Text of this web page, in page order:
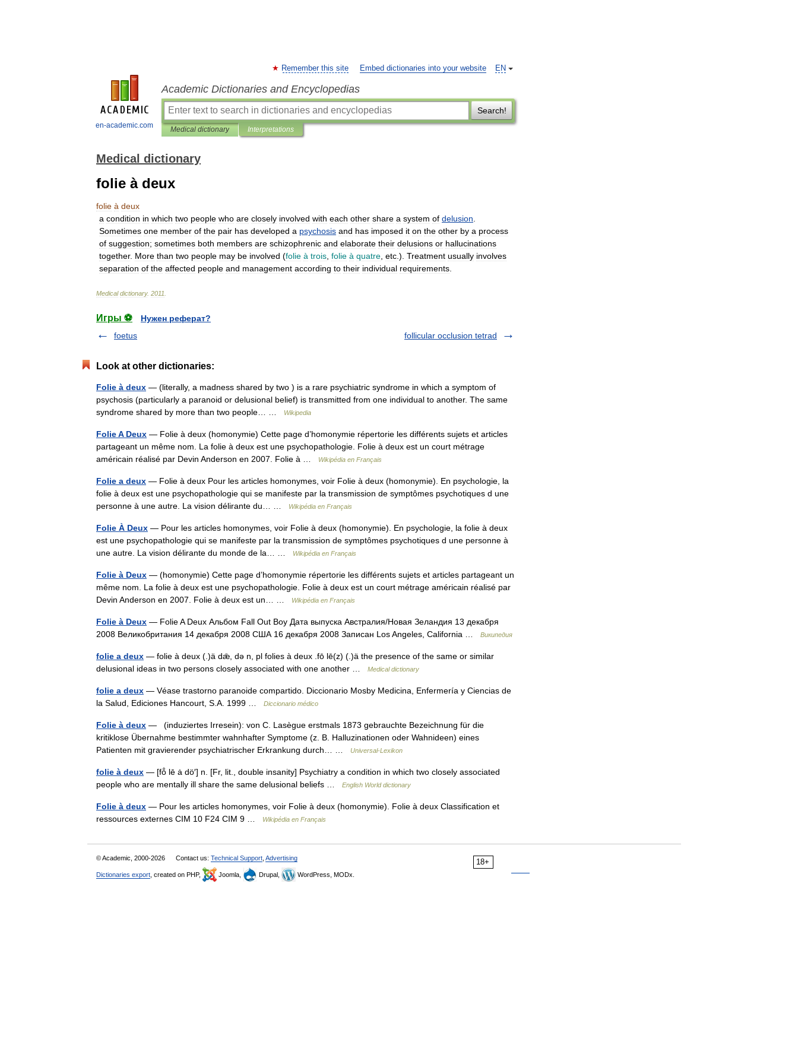
en-academic.com
EN
Remember this site Embed dictionaries into your website
Academic Dictionaries and Encyclopedias
Search!
Medical dictionary Interpretations
Medical dictionary
folie à deux
folie à deux
a condition in which two people who are closely involved with each other share a system of delusion
Sometimes one member of the pair has developed a psychosis and has imposed it on the other by a process
of suggestion; sometimes both members are schizophrenic and elaborate their delusions or hallucinations
together. More than two people may be involved (folie à trois folie à quatre etc .). Treatment usually involves
separation of the affected people and management according to their individual requirements
Medical dictionary. 2011
Игры ⚽
Нужен реферат?
foetus
follicular occlusion tetrad
Look at other dictionaries:
Folie à deux — (literally, a madness shared by two ) is a rare psychiatric syndrome in which a symptom of
psychosis (particularly a paranoid or delusional belief) is transmitted from one individual to another. The same
syndrome shared by more than two people… …
Wikipedia
Folie A Deux — Folie à deux (homonymie) Cette page d’homonymie répertorie les différents sujets et articles
partageant un même nom. La folie à deux est une psychopathologie. Folie à deux est un court métrage
américain réalisé par Devin Anderson en 2007. Folie à …
Wikipédia en Français
Folie a deux — Folie à deux Pour les articles homonymes, voir Folie à deux (homonymie). En psychologie, la
folie à deux est une psychopathologie qui se manifeste par la transmission de symptômes psychotiques d une
personne à une autre. La vision délirante du… …
Wikipédia en Français
Folie À Deux — Pour les articles homonymes, voir Folie à deux (homonymie). En psychologie, la folie à deux
est une psychopathologie qui se manifeste par la transmission de symptômes psychotiques d une personne à
une autre. La vision délirante du monde de la… …
Wikipédia en Français
Folie à Deux — (homonymie) Cette page d’homonymie répertorie les différents sujets et articles partageant un
même nom. La folie à deux est une psychopathologie. Folie à deux est un court métrage américain réalisé par
Devin Anderson en 2007. Folie à deux est un… …
Wikipédia en Français
Folie à Deux — Folie A Deux Альбом Fall Out Boy Дата выпуска Австралия/Новая Зеландия 13 декабря
2008 Великобритания 14 декабря 2008 США 16 декабря 2008 Записан Los Angeles, California …
Википедия
folie a deux — folie à deux (.)ä dǣ, də n, pl folies à deux .fō lē(z) (.)ä the presence of the same or similar
delusional ideas in two persons closely associated with one another …
Medical dictionary
folie a deux — Véase trastorno paranoide compartido. Diccionario Mosby Medicina, Enfermería y Ciencias de
la Salud, Ediciones Hancourt, S.A. 1999 …
Diccionario médico
Folie à deux — (induziertes Irresein): von C. Lasègue erstmals 1873 gebrauchte Bezeichnung für die
kritiklose Übernahme bestimmter wahnhafter Symptome (z. B. Halluzinationen oder Wahnideen) eines
Patienten mit gravierender psychiatrischer Erkrankung durch… …
Universal-Lexikon
folie à deux — [fō̂ lē ȧ dö′] n. [Fr, lit., double insanity] Psychiatry a condition in which two closely associated
people who are mentally ill share the same delusional beliefs …
English World dictionary
Folie à deux — Pour les articles homonymes, voir Folie à deux (homonymie). Folie à deux Classification et
ressources externes CIM 10 F24 CIM 9 …
Wikipédia en Français
18+
© Academic, 2000-2026 Contact us: Technical Support Advertising
Dictionaries export , created on PHP, Joomla, Drupal, WordPress, MODx.